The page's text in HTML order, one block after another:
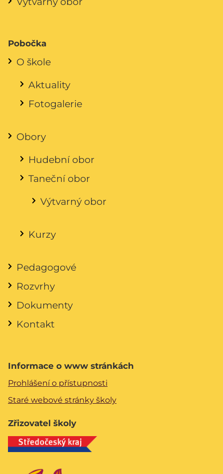
Pobočka
O škole
Aktuality
Fotogalerie
Obory
Hudební obor
Taneční obor
Výtvarný obor
Kurzy
Pedagogové
Rozvrhy
Dokumenty
Kontakt
Informace o www stránkách
Prohlášení o přístupnosti
Staré webové stránky školy
Zřizovatel školy